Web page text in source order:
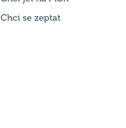
Chci se zeptat